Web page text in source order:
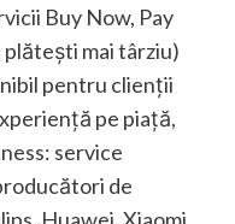
Buy Now, Pay
plătești mai târziu)
pentru clienții
pe piață,
service
de